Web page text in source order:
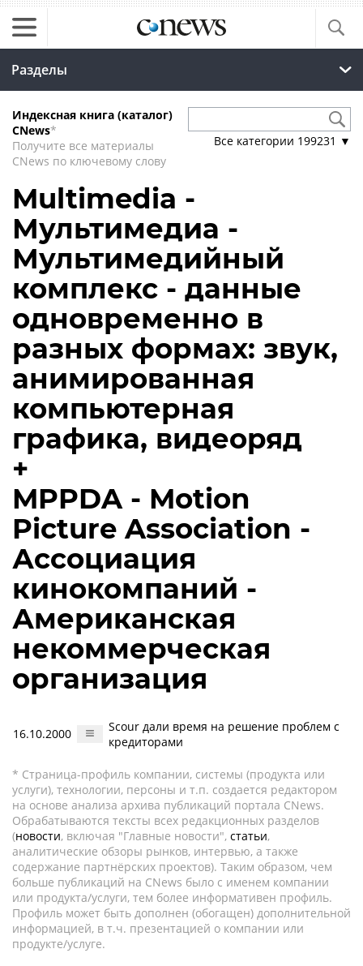
Разделы
Индексная книга (каталог)
CNews*
Получите все материалы
CNews по ключевому слову
Все категории 199231 ▼
Multimedia -
Мультимедиа -
Мультимедийный
комплекс - данные
одновременно в
разных формах: звук,
анимированная
компьютерная
графика, видеоряд
+
MPPDA - Motion
Picture Association -
Ассоциация
кинокомпаний -
Американская
некоммерческая
организация
16.10.2000
Scour дали время на решение проблем с
кредиторами
* Страница-профиль компании, системы (продукта или
услуги), технологии, персоны и т.п. создается редактором
на основе анализа архива публикаций портала CNews.
Обрабатываются тексты всех редакционных разделов
(новости, включая "Главные новости", статьи,
аналитические обзоры рынков, интервью, а также
содержание партнёрских проектов). Таким образом, чем
больше публикаций на CNews было с именем компании
или продукта/услуги, тем более информативен профиль.
Профиль может быть дополнен (обогащен) дополнительной
информацией, в т.ч. презентацией о компании или
продукте/услуге.